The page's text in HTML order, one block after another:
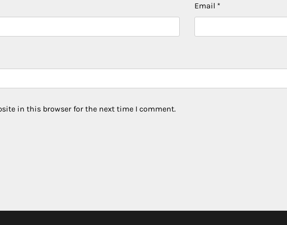
Email *
in this browser for the next time I comment.